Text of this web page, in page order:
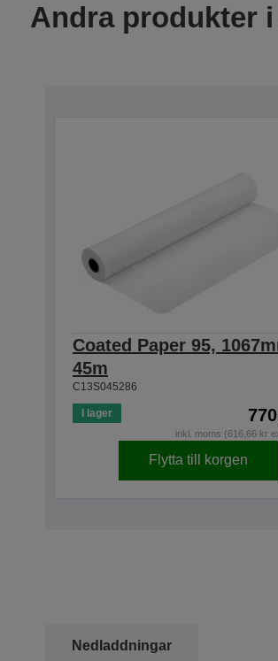
Andra produkter
Coated Paper 95,
45m
C13S045286
I lager
inkl. moms (616,66 kr
Flytta till korgen
Nedladdningar